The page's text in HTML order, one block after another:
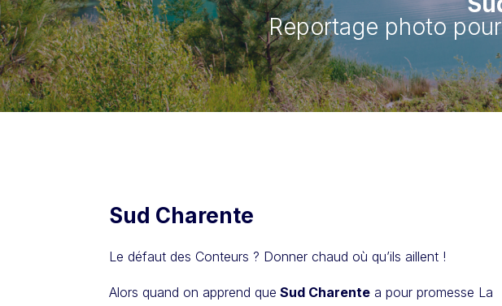
Reportage photo
Sud Charente
Le défaut des Conteurs ? Donner chaud où qu’ils aillent !
Alors quand on apprend que Sud Charente a pour promesse La